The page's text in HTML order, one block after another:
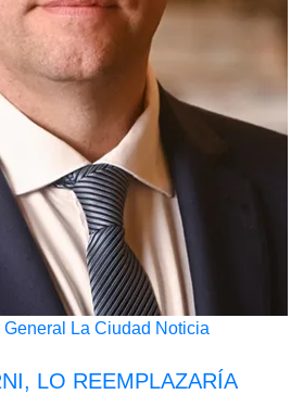
La Ciudad Noticia
LO REEMPLAZARÍA